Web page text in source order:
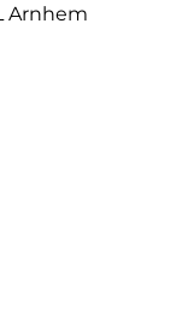
Arnhem